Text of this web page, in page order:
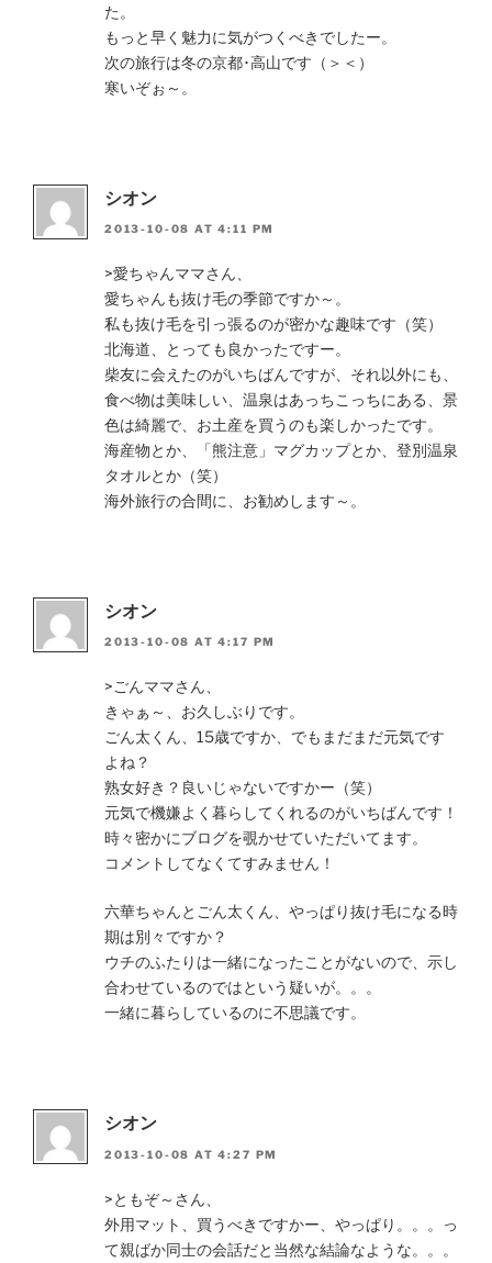
た。
もっと早く魅力に気がつくべきでしたー。
次の旅行は冬の京都･高山です（＞＜）
寒いぞぉ～。
シオン
2013-10-08 AT 4:11 PM
>愛ちゃんママさん、
愛ちゃんも抜け毛の季節ですか～。
私も抜け毛を引っ張るのが密かな趣味です（笑）
北海道、とっても良かったですー。
柴友に会えたのがいちばんですが、それ以外にも、
食べ物は美味しい、温泉はあっちこっちにある、景
色は綺麗で、お土産を買うのも楽しかったです。
海産物とか、「熊注意」マグカップとか、登別温泉
タオルとか（笑）
海外旅行の合間に、お勧めします～。
シオン
2013-10-08 AT 4:17 PM
>ごんママさん、
きゃぁ～、お久しぶりです。
ごん太くん、15歳ですか、でもまだまだ元気です
よね？
熟女好き？良いじゃないですかー（笑）
元気で機嫌よく暮らしてくれるのがいちばんです！
時々密かにブログを覗かせていただいてます。
コメントしてなくてすみません！
六華ちゃんとごん太くん、やっぱり抜け毛になる時
期は別々ですか？
ウチのふたりは一緒になったことがないので、示し
合わせているのではという疑いが。。。
一緒に暮らしているのに不思議です。
シオン
2013-10-08 AT 4:27 PM
>ともぞ～さん、
外用マット、買うべきですかー、やっぱり。。。っ
て親ばか同士の会話だと当然な結論なような。。。